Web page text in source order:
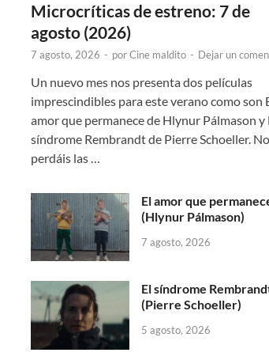
Microcríticas de estreno: 7 de
agosto (2026)
7 agosto, 2026 - porCine maldito - Dejar un
Un nuevo mes nos presenta dos películas
imprescindibles para este verano como son
amor que permanece de Hlynur Pálmason y
síndrome Rembrandt de Pierre Schoeller.
perdáis las …
El amor que
(Hlynur Pálmason)
7 agosto, 2026
El síndrome
(Pierre Schoeller)
5 agosto, 2026